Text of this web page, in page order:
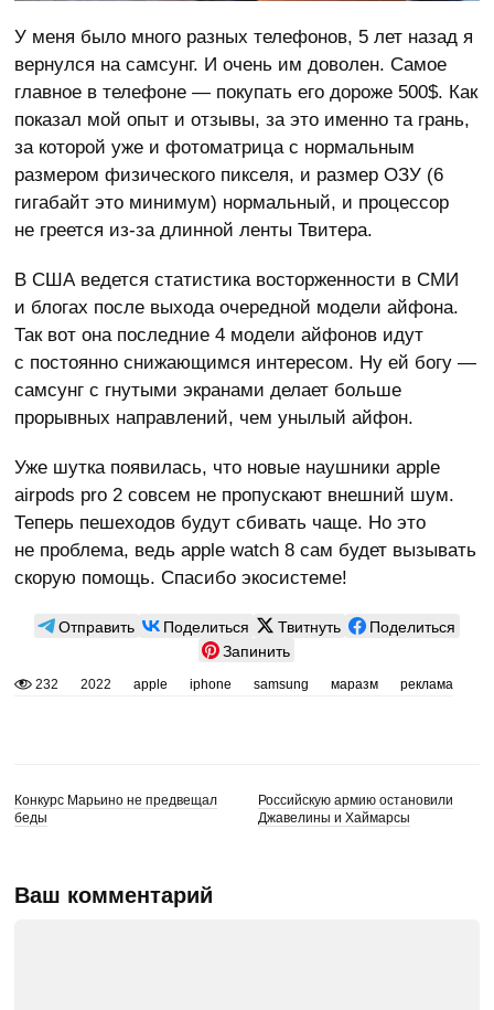
У меня было много разных телефонов, 5 лет назад я
вернулся на самсунг. И очень им доволен. Самое
главное в телефоне — покупать его дороже 500$. Как
показал мой опыт и отзывы, за это именно та грань,
за которой уже и фотоматрица с нормальным
размером физического пикселя, и размер ОЗУ (6
гигабайт это минимум) нормальный, и процессор
не греется из-за длинной ленты Твитера.
В США ведется статистика восторженности в СМИ
и блогах после выхода очередной модели айфона.
Так вот она последние 4 модели айфонов идут
с постоянно снижающимся интересом. Ну ей богу —
самсунг с гнутыми экранами делает больше
прорывных направлений, чем унылый айфон.
Уже шутка появилась, что новые наушники apple
airpods pro 2 совсем не пропускают внешний шум.
Теперь пешеходов будут сбивать чаще. Но это
не проблема, ведь apple watch 8 сам будет вызывать
скорую помощь. Спасибо экосистеме!
Отправить Поделиться Твитнуть
Поделиться
Запинить
232 2022 apple iphone samsung маразм реклама
Конкурс Марьино не предвещал
беды
Российскую армию остановили
Джавелины и Хаймарсы
Ваш комментарий